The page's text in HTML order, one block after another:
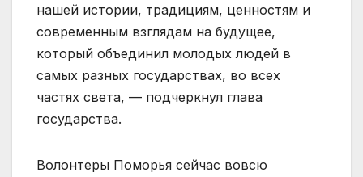
нашей истории, традициям, ценностям и
современным взглядам на будущее,
который объединил молодых людей в
самых разных государствах, во всех
частях света, — подчеркнул глава
государства.
Волонтеры Поморья сейчас вовсю